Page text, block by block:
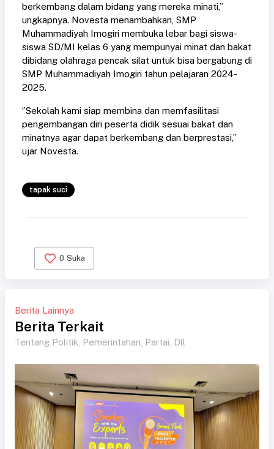
berkembang dalam bidang yang mereka minati,’’
ungkapnya. Novesta menambahkan, SMP
Muhammadiyah Imogiri membuka lebar bagi siswa-
siswa SD/MI kelas 6 yang mempunyai minat dan bakat
dibidang olahraga pencak silat untuk bisa bergabung di
SMP Muhammadiyah Imogiri tahun pelajaran 2024-
2025.
‘’Sekolah kami siap membina dan memfasilitasi
pengembangan diri peserta didik sesuai bakat dan
minatnya agar dapat berkembang dan berprestasi,’’
ujar Novesta.
tapak suci
0 Suka
Berita Lainnya
Berita Terkait
Tentang Politik, Pemerintahan, Partai, Dll